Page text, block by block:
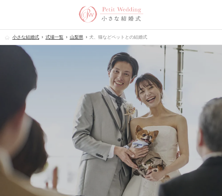
小さな結婚式 式場一覧 山梨県 犬、猫などペットとの結婚式